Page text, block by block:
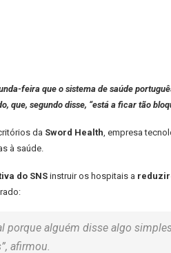
feira que o sistema de saúde
que, segundo disse, “está a ficar tão
da Sword Health, empresa
à saúde.
do SNSinstruir os hospitais a
porque alguém disse algo
afirmou.